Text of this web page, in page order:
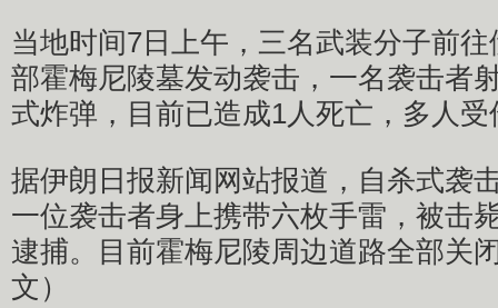
当地时间7日上午，三名武装分子前
部霍梅尼陵墓发动袭击，一名袭击者
式炸弹，目前已造成1人死亡，多人受
据伊朗日报新闻网站报道，自杀式袭
一位袭击者身上携带六枚手雷，被击
逮捕。目前霍梅尼陵周边道路全部关
文）